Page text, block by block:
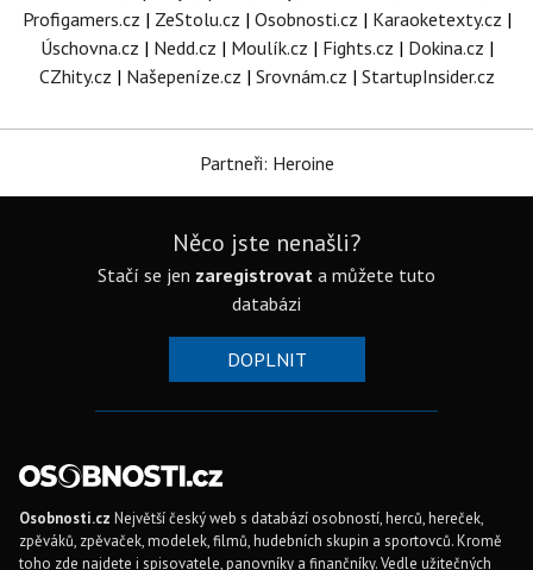
Profigamers.cz | ZeStolu.cz | Osobnosti.cz | Karaoketexty.cz |
Úschovna.cz | Nedd.cz | Moulík.cz | Fights.cz | Dokina.cz |
CZhity.cz | Našepeníze.cz | Srovnám.cz | StartupInsider.cz
Partneři: Heroine
Něco jste nenašli?
Stačí se jen zaregistrovat a můžete tuto
databázi
DOPLNIT
Osobnosti.cz Největší český web s databází osobností, herců, hereček,
zpěváků, zpěvaček, modelek, filmů, hudebních skupin a sportovců. Kromě
toho zde najdete i spisovatele, panovníky a finančníky. Vedle užitečných